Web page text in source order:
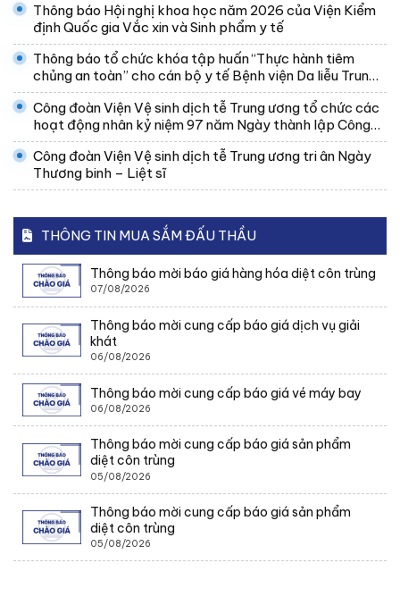
Thông báo Hội nghị khoa học năm 2026 của Viện Kiểm
định Quốc gia Vắc xin và Sinh phẩm y tế
Thông báo tổ chức khóa tập huấn “Thực hành tiêm
chủng an toàn” cho cán bộ y tế Bệnh viện Da liễu Trung
ương
Công đoàn Viện Vệ sinh dịch tễ Trung ương tổ chức các
hoạt động nhân kỷ niệm 97 năm Ngày thành lập Công
đoàn Việt Nam
Công đoàn Viện Vệ sinh dịch tễ Trung ương tri ân Ngày
Thương binh – Liệt sĩ
THÔNG TIN MUA SẮM ĐẤU THẦU
Thông báo mời báo giá hàng hóa diệt côn trùng
07/08/2026
Thông báo mời cung cấp báo giá dịch vụ giải
khát
06/08/2026
Thông báo mời cung cấp báo giá vé máy bay
06/08/2026
Thông báo mời cung cấp báo giá sản phẩm
diệt côn trùng
05/08/2026
Thông báo mời cung cấp báo giá sản phẩm
diệt côn trùng
05/08/2026